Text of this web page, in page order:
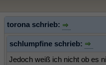
torona schrieb:
schlumpfine schrieb:
Jedoch weiß ich nicht ob es